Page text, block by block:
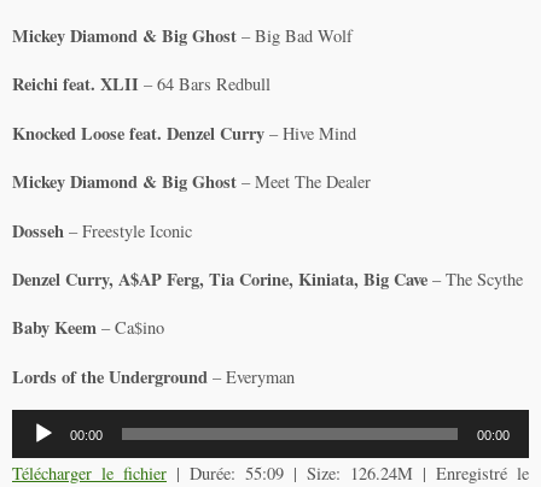
Mickey Diamond & Big Ghost – Big Bad Wolf
Reichi feat. XLII – 64 Bars Redbull
Knocked Loose feat. Denzel Curry – Hive Mind
Mickey Diamond & Big Ghost – Meet The Dealer
Dosseh – Freestyle Iconic
Denzel Curry, A$AP Ferg, Tia Corine, Kiniata, Big Cave – The Scythe
Baby Keem – Ca$ino
Lords of the Underground – Everyman
Lecteur
audio
00:00 00:00
Télécharger le fichier | Durée: 55:09 | Size: 126.24M | Enregistré le